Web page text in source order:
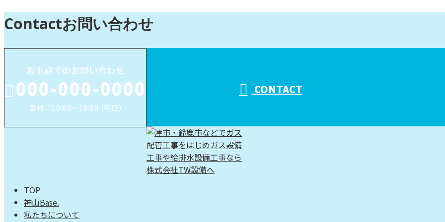
Contactお問い合わせ
お電話でのお問い合わせ
000-000-0000
受付／10:00～18:00 (平日)
CONTACT
TOP
神山Base.
私たちについて